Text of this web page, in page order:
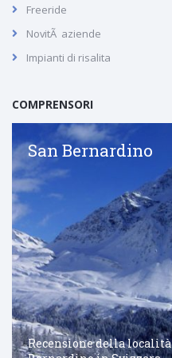
Freeride
NovitÃ aziende
Impianti di risalita
COMPRENSORI
San Bernardino
Recensione della